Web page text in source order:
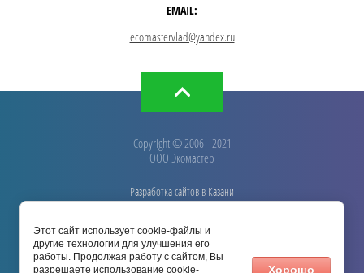
EMAIL:
ecomastervlad@yandex.ru
Copyright © 2006 - 2021
ООО Экомастер
Разработка сайтов в Казани
Этот сайт использует cookie-файлы и
другие технологии для улучшения его
работы. Продолжая работу с сайтом, Вы
разрешаете использование cookie-
Хорошо